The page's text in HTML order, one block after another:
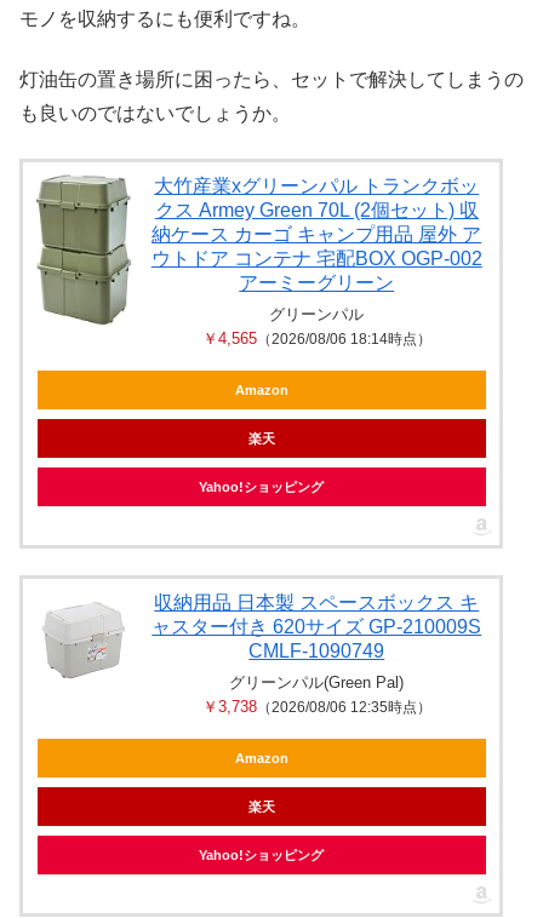
モノを収納するにも便利ですね。
灯油缶の置き場所に困ったら、セットで解決してしまうの
も良いのではないでしょうか。
大竹産業xグリーンパル トランクボッ
クス Armey Green 70L (2個セット) 収
納ケース カーゴ キャンプ用品 屋外 ア
ウトドア コンテナ 宅配BOX OGP-002
アーミーグリーン
グリーンパル
￥4,565（2026/08/06 18:14時点）
Amazon
楽天
Yahoo!ショッピング
収納用品 日本製 スペースボックス キ
ャスター付き 620サイズ GP-210009S
CMLF-1090749
グリーンパル(Green Pal)
￥3,738（2026/08/06 12:35時点）
Amazon
楽天
Yahoo!ショッピング